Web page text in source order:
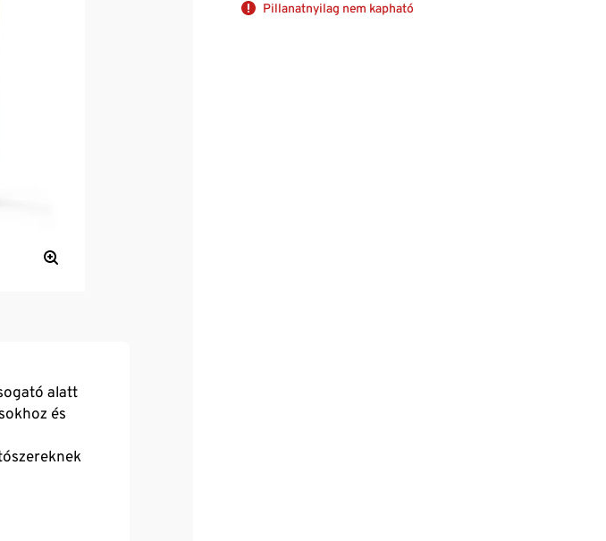
Pillanatnyilag nem kapható
alatt
és